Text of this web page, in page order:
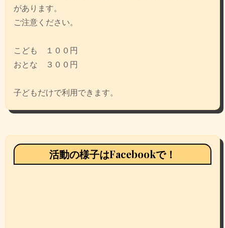
があります。
ご注意ください。
こども １００円
おとな ３００円
子どもだけで利用できます。
活動の様子はFacebookで！